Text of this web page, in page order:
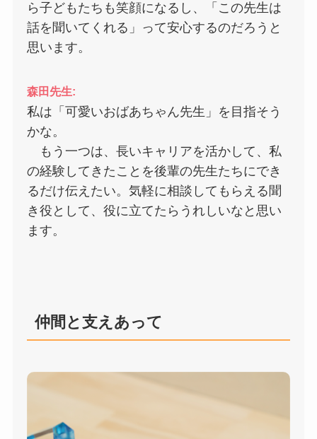
ら子どもたちも笑顔になるし、「この先生は
話を聞いてくれる」って安心するのだろうと
思います。
森田先生:
私は「可愛いおばあちゃん先生」を目指そう
かな。
もう一つは、長いキャリアを活かして、私
の経験してきたことを後輩の先生たちにでき
るだけ伝えたい。気軽に相談してもらえる聞
き役として、役に立てたらうれしいなと思い
ます。
仲間と支えあって